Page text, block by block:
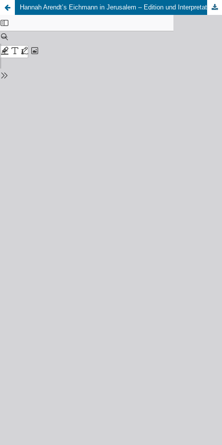
Hannah Arendt’s Eichmann in Jerusalem – Edition und Interpretation